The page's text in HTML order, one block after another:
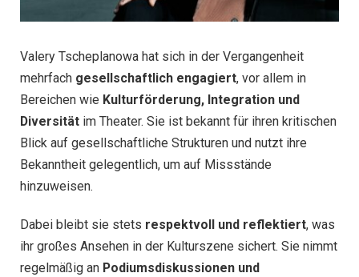
Valery Tscheplanowa hat sich in der Vergangenheit
mehrfach gesellschaftlich engagiert, vor allem in
Bereichen wie Kulturförderung, Integration und
Diversität im Theater. Sie ist bekannt für ihren kritischen
Blick auf gesellschaftliche Strukturen und nutzt ihre
Bekanntheit gelegentlich, um auf Missstände
hinzuweisen.
Dabei bleibt sie stets respektvoll und reflektiert, was
ihr großes Ansehen in der Kulturszene sichert. Sie nimmt
regelmäßig an Podiumsdiskussionen und